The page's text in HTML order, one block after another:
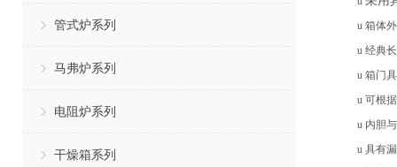
管式炉系列
马弗炉系列
电阻炉系列
干燥箱系列
u 箱体
u 经典
u 箱门
u 可根
u 内胆
u 具有